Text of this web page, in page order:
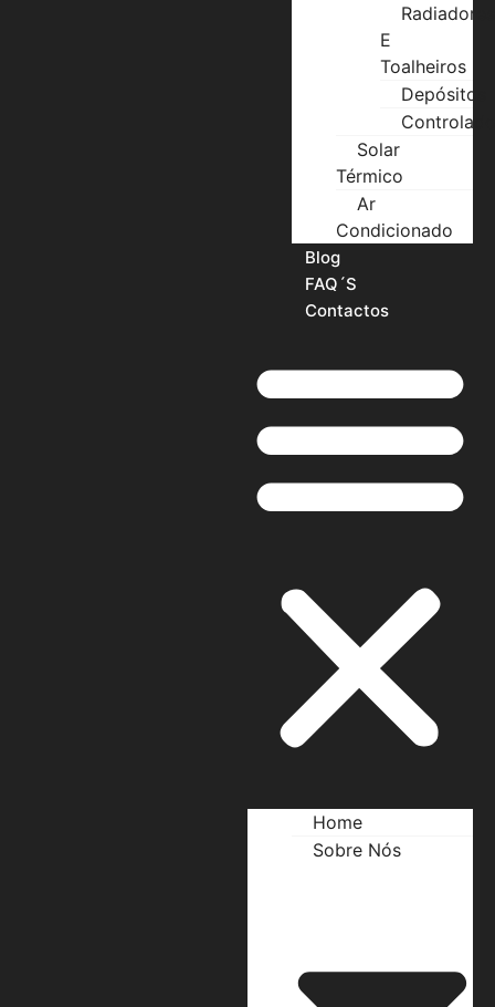
Radiadores
E
Toalheiros
Depósitos
Solar
Térmico
Ar
Condicionado
Blog
FAQ´S
Contactos
Home
Sobre Nós